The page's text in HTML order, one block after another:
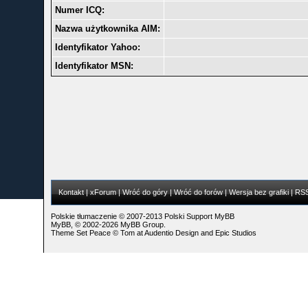
Numer ICQ:
Nazwa użytkownika AIM:
Identyfikator Yahoo:
Identyfikator MSN:
Kontakt| xForum| Wróć do góry| Wróć do forów| Wersja bez grafiki|
Polskie tłumaczenie © 2007-2013 Polski Support MyBB
MyBB, © 2002-2026 MyBB Group.
Theme Set Peace © TomatAudentio Designand Epic Studios